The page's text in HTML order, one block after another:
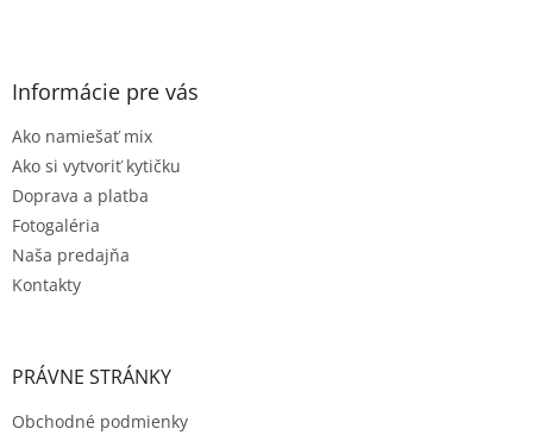
Informácie pre vás
Ako namiešať mix
Ako si vytvoriť kytičku
Doprava a platba
Fotogaléria
Naša predajňa
Kontakty
PRÁVNE STRÁNKY
Obchodné podmienky